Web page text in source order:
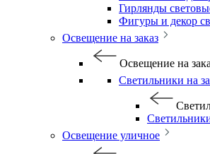
Гирлянды
Фигуры и декор
Освещение на заказ
Освещение на
Светильники на
Освещение уличное